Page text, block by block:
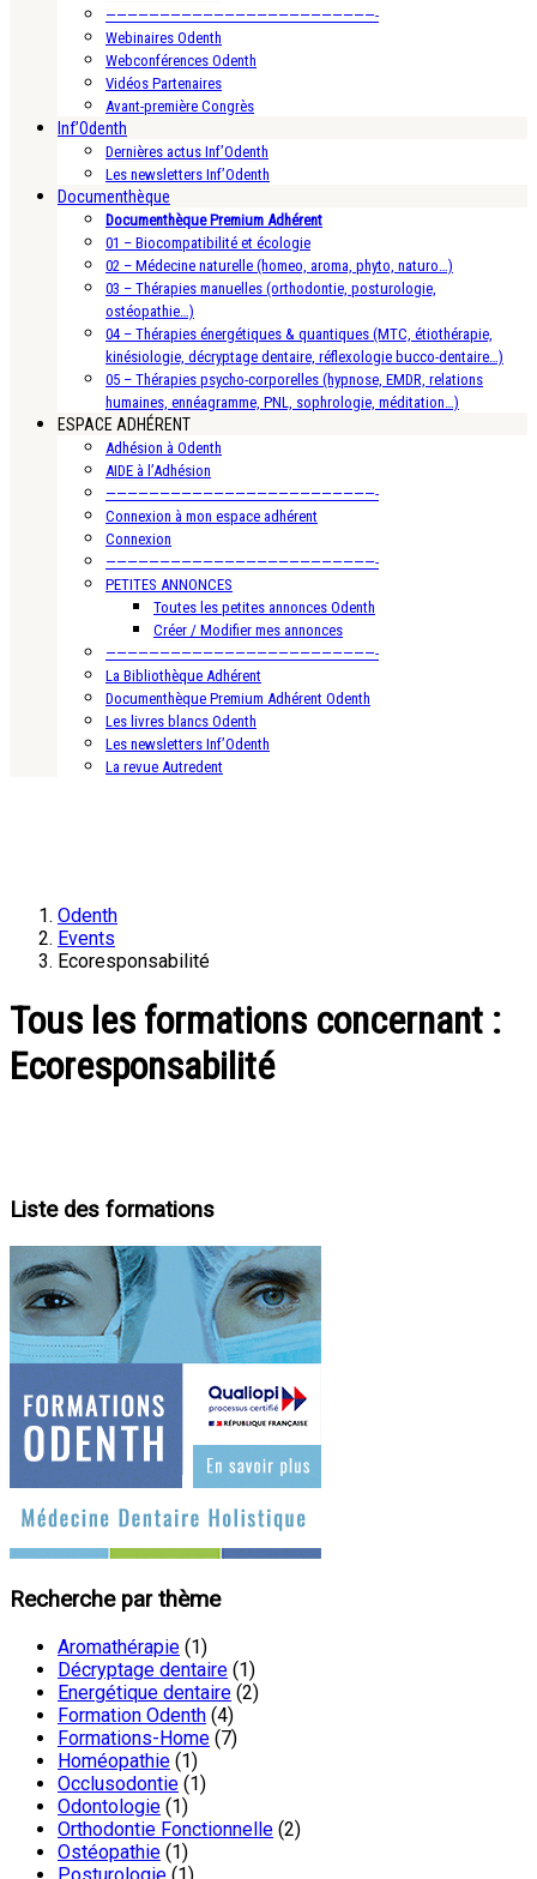
—————————————————————————-
Webinaires Odenth
Webconférences Odenth
Vidéos Partenaires
Avant-première Congrès
Inf’Odenth
Dernières actus Inf’Odenth
Les newsletters Inf’Odenth
Documenthèque
Documenthèque Premium Adhérent
01 – Biocompatibilité et écologie
02 – Médecine naturelle (homeo, aroma, phyto, naturo…)
03 – Thérapies manuelles (orthodontie, posturologie,
ostéopathie…)
04 – Thérapies énergétiques & quantiques (MTC, étiothérapie,
kinésiologie, décryptage dentaire, réflexologie bucco-dentaire…)
05 – Thérapies psycho-corporelles (hypnose, EMDR, relations
humaines, ennéagramme, PNL, sophrologie, méditation…)
ESPACE ADHÉRENT
Adhésion à Odenth
AIDE à l’Adhésion
—————————————————————————-
Connexion à mon espace adhérent
Connexion
—————————————————————————-
PETITES ANNONCES
Toutes les petites annonces Odenth
Créer / Modifier mes annonces
—————————————————————————-
La Bibliothèque Adhérent
Documenthèque Premium Adhérent Odenth
Les livres blancs Odenth
Les newsletters Inf’Odenth
La revue Autredent
Odenth
Events
Ecoresponsabilité
Tous les formations concernant :
Ecoresponsabilité
Liste des formations
Recherche par thème
Aromathérapie (1)
Décryptage dentaire (1)
Energétique dentaire (2)
Formation Odenth (4)
Formations-Home (7)
Homéopathie (1)
Occlusodontie (1)
Odontologie (1)
Orthodontie Fonctionnelle (2)
Ostéopathie (1)
Posturologie (1)